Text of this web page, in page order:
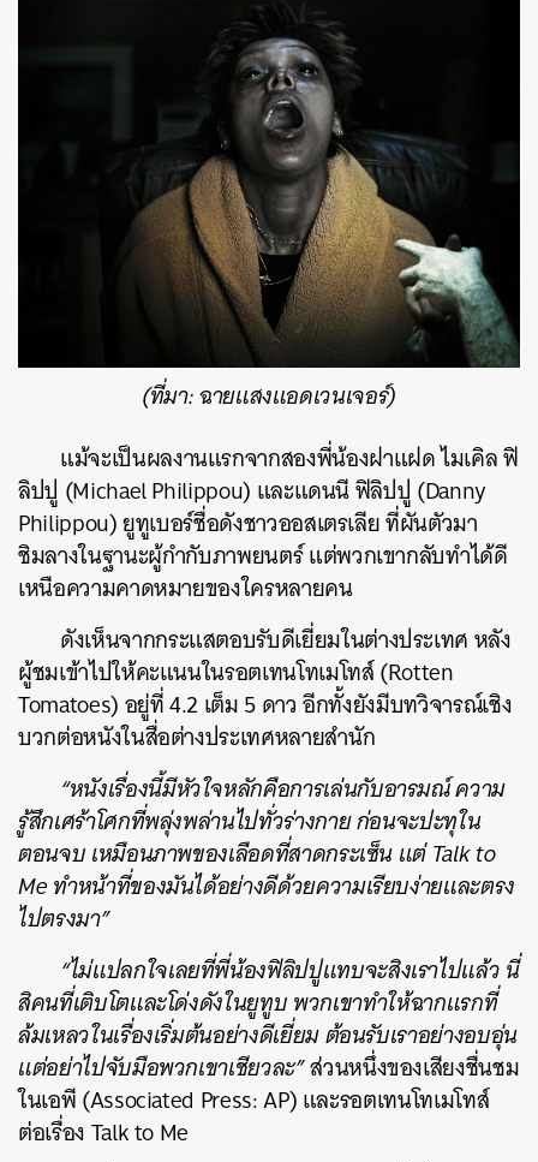
(ที่มา: ฉายแสงแอดเวนเจอร์)
แม้จะเป็นผลงานแรกจากสองพี่น้องฝาแฝด ไมเคิล ฟิ
ลิปปู (Michael Philippou) และแดนนี ฟิลิปปู (Danny
Philippou) ยูทูเบอร์ชื่อดังชาวออสเตรเลีย ที่ผันตัวมา
ชิมลางในฐานะผู้กำกับภาพยนตร์ แต่พวกเขากลับทำได้ดี
เหนือความคาดหมายของใครหลายคน
ดังเห็นจากกระแสตอบรับดีเยี่ยมในต่างประเทศ หลัง
ผู้ชมเข้าไปให้คะแนนในรอตเทนโทเมโทส์ (Rotten
Tomatoes) อยู่ที่ 4.2 เต็ม 5 ดาว อีกทั้งยังมีบทวิจารณ์เชิง
บวกต่อหนังในสื่อต่างประเทศหลายสำนัก
“หนังเรื่องนี้มีหัวใจหลักคือการเล่นกับอารมณ์ ความ
รู้สึกเศร้าโศกที่พลุ่งพล่านไปทั่วร่างกาย ก่อนจะปะทุใน
ตอนจบ เหมือนภาพของเลือดที่สาดกระเซ็น แต่ Talk to
Me ทำหน้าที่ของมันได้อย่างดีด้วยความเรียบง่ายและตรง
ไปตรงมา”
“ไม่แปลกใจเลยที่พี่น้องฟิลิปปูแทบจะสิงเราไปแล้ว นี่
สิคนที่เติบโตและโด่งดังในยูทูบ พวกเขาทำให้ฉากแรกที่
ล้มเหลวในเรื่องเริ่มต้นอย่างดีเยี่ยม ต้อนรับเราอย่างอบอุ่น
แต่อย่าไปจับมือพวกเขาเชียวละ”ส่วนหนึ่งของเสียงชื่นชม
ในเอพี (Associated Press: AP) และรอตเทนโทเมโทส์
ต่อเรื่อง Talk to Me